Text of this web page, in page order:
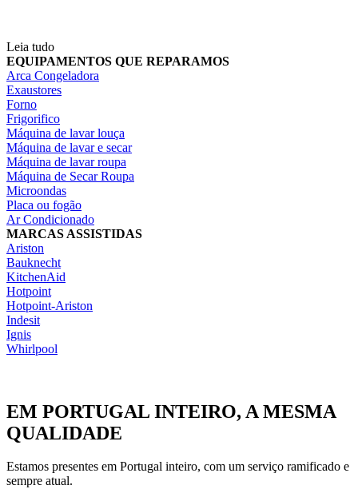
Leia tudo
EQUIPAMENTOS QUE REPARAMOS
Arca Congeladora
Exaustores
Forno
Frigorifico
Máquina de lavar louça
Máquina de lavar e secar
Máquina de lavar roupa
Máquina de Secar Roupa
Microondas
Placa ou fogão
Ar Condicionado
MARCAS ASSISTIDAS
Ariston
Bauknecht
KitchenAid
Hotpoint
Hotpoint-Ariston
Indesit
Ignis
Whirlpool
EM PORTUGAL INTEIRO, A MESMA
QUALIDADE
Estamos presentes em Portugal inteiro, com um serviço ramificado e
sempre atual.